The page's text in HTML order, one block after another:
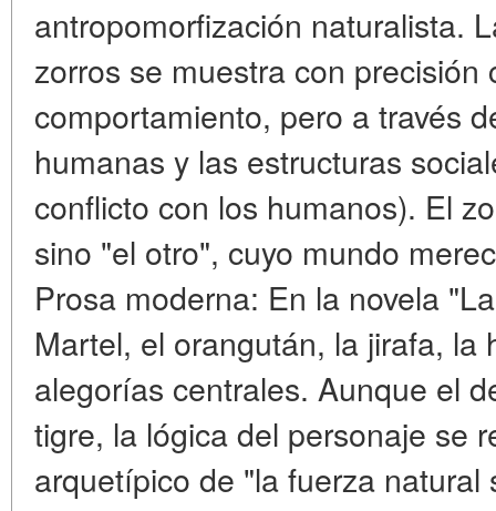
antropomorfización naturalista.
zorros se muestra con
comportamiento, pero a través
humanas y las estructuras
conflicto con los humanos). El
sino "el otro", cuyo mundo
Prosa moderna: En la novela
Martel, el orangután, la jirafa,
alegorías centrales. Aunque el
tigre, la lógica del personaje se
arquetípico de "la fuerza